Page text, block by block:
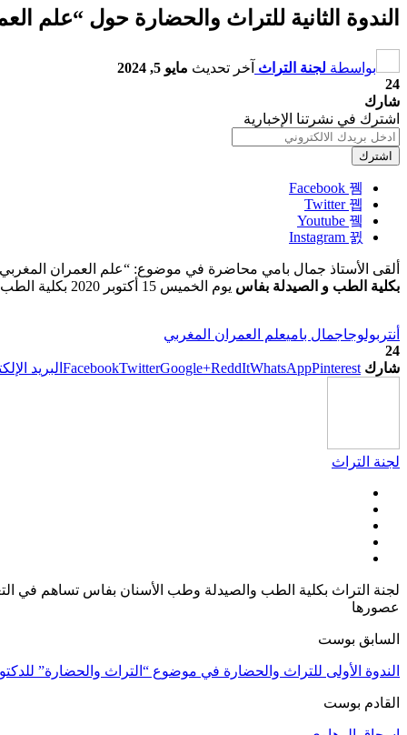
الندوة الثانية للتراث والحضارة حول “علم
بواسطة لجنة التراث آخر تحديث مايو 5, 2024
24
شارك
اشترك في نشرتنا الإخبارية
اشترك
Twitter
ألقى الأستاذ جمال بامي محاضرة في موضوع: “علم العمران المغربي
بكلية الطب و الصيدلة بفاس يوم الخميس 15 أكتوبر 2020 بكلية الطب والصيدلة بفاس
أنتربولوجاجمال باميعلم العمران المغربي
24
شارك
FacebookTwitterGoogle+ReddItWhatsAppPinterest البريد
لجنة التراث
لجنة التراث بكلية الطب والصيدلة وطب الأسنان بفاس تساهم في
عصورها
السابق بوست
الندوة الأولى للتراث والحضارة في موضوع “التراث والحضارة”
القادم بوست